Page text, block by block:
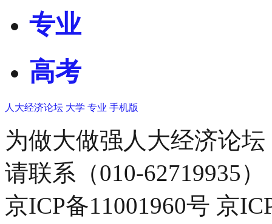
专业
高考
人大经济论坛 大学 专业 手机版
为做大做强人大经济论
请联系（010-62719935）
京ICP备11001960号 京